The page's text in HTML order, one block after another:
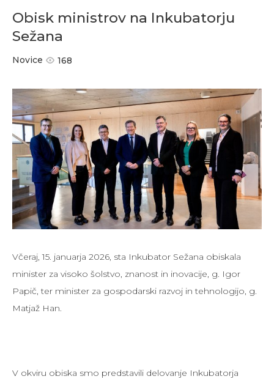
Obisk ministrov na Inkubatorju
Sežana
Novice 168
Včeraj, 15. januarja 2026, sta Inkubator Sežana obiskala
minister za visoko šolstvo, znanost in inovacije, g. Igor
Papič, ter minister za gospodarski razvoj in tehnologijo, g.
Matjaž Han.
V okviru obiska smo predstavili delovanje Inkubatorja